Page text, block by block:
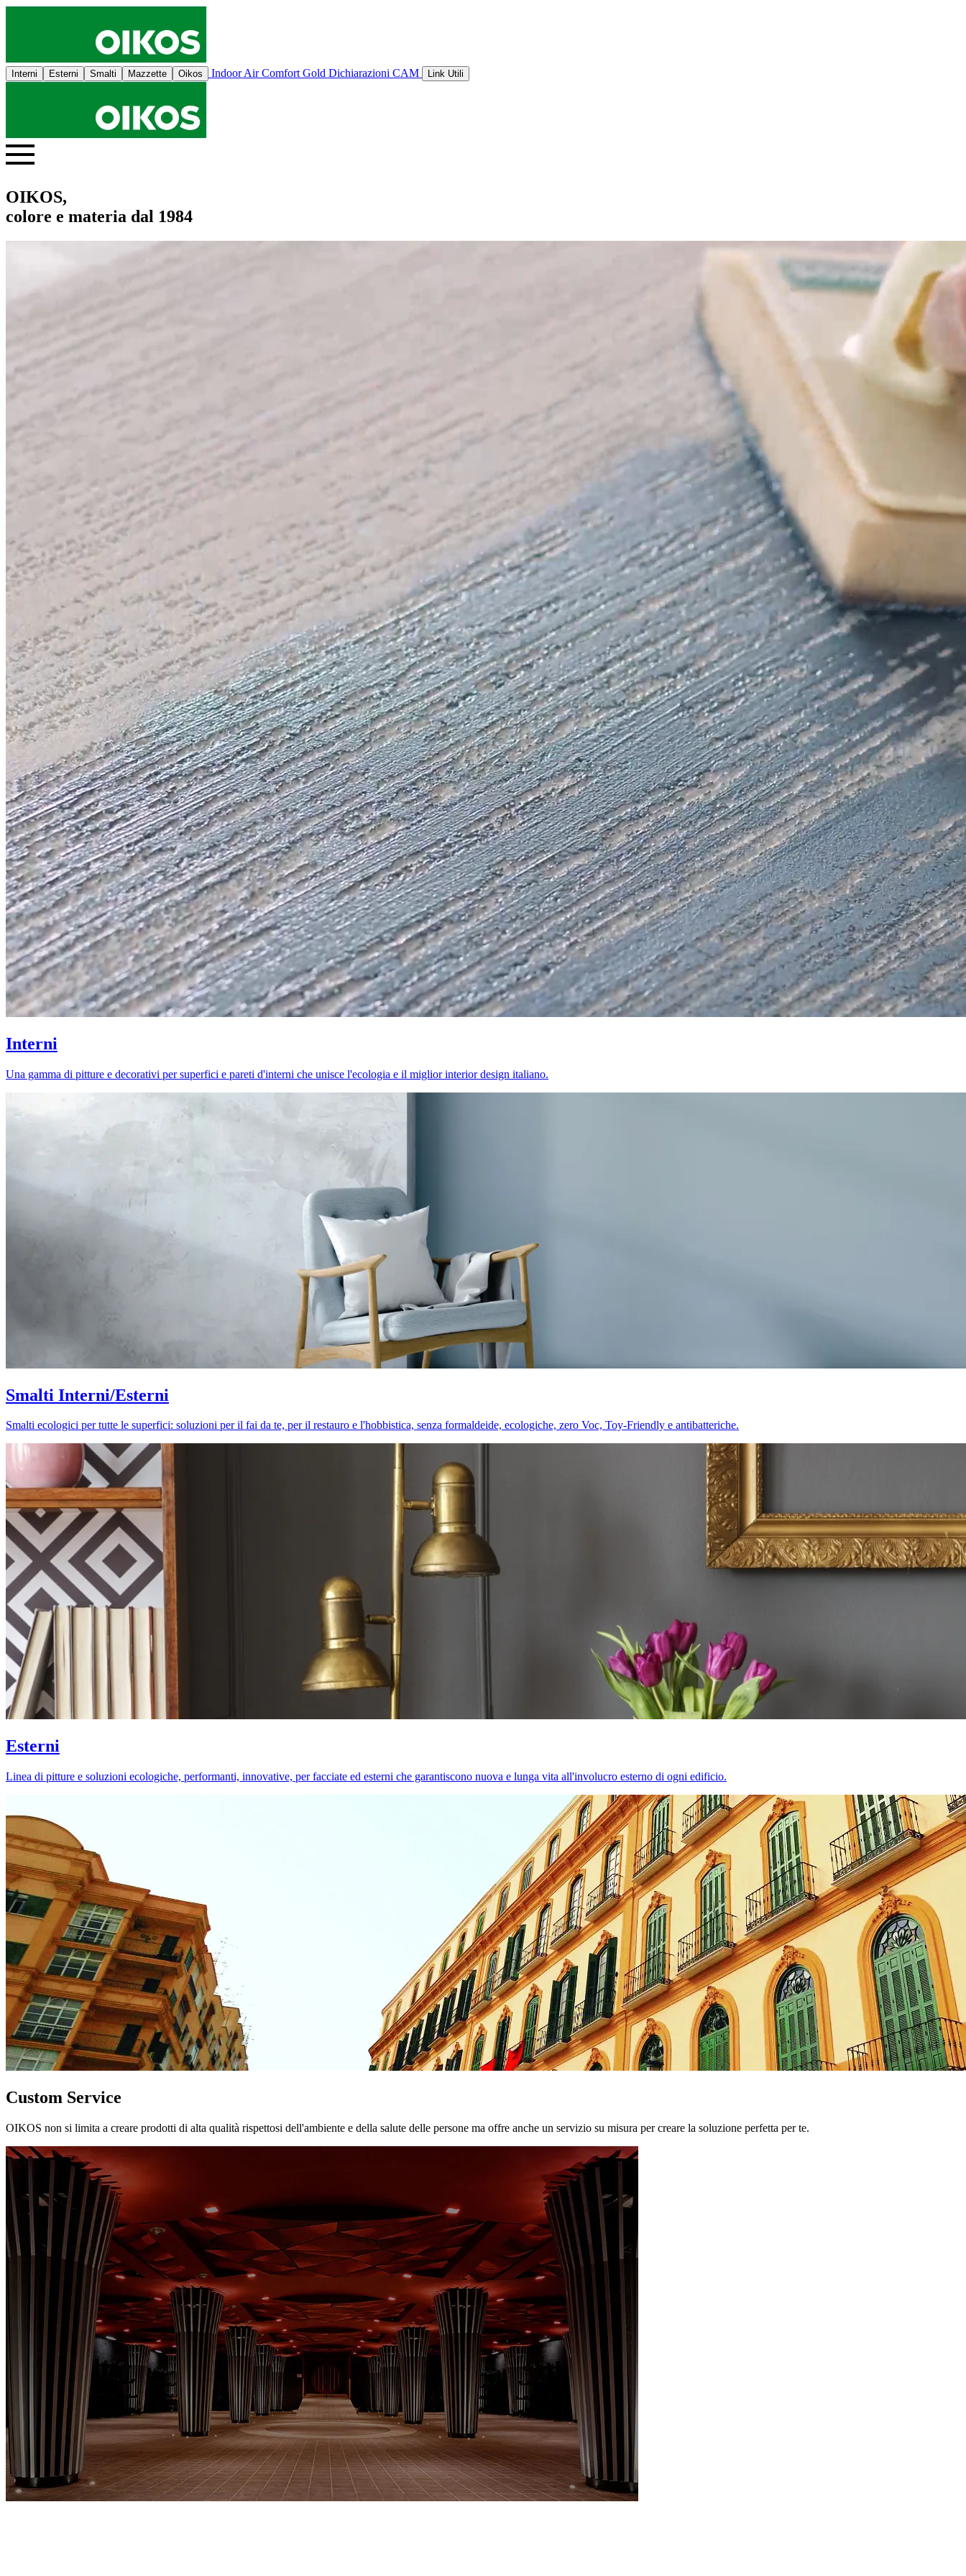
Interni Esterni Smalti Mazzette Oikos Indoor Air Comfort Gold Dichiarazioni CAM Link Utili
OIKOS,
colore e materia dal 1984
Interni
Una gamma di pitture e decorativi per superfici e pareti d'interni che unisce l'ecologia e il miglior interior design italiano.
Smalti Interni/Esterni
Smalti ecologici per tutte le superfici: soluzioni per il fai da te, per il restauro e l'hobbistica, senza formaldeide, ecologiche, zero Voc, Toy-Friendly e antibatteriche.
Esterni
Linea di pitture e soluzioni ecologiche, performanti, innovative, per facciate ed esterni che garantiscono nuova e lunga vita all'involucro esterno di ogni edificio.
Custom Service
OIKOS non si limita a creare prodotti di alta qualità rispettosi dell'ambiente e della salute delle persone ma offre anche un servizio su misura per creare la soluzione perfetta per te.